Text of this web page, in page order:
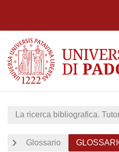
La ricerca bibliografica.
Glossario